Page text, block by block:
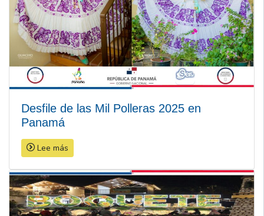
Desfile de las Mil Polleras 2025 en
Panamá
Lee más